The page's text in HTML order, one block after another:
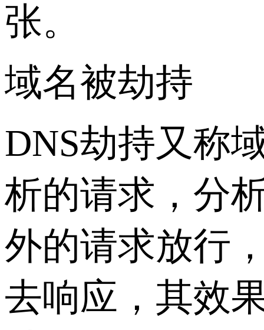
张。
域名被劫持
DNS劫持又称
析的请求，分
外的请求放行
去响应，其效